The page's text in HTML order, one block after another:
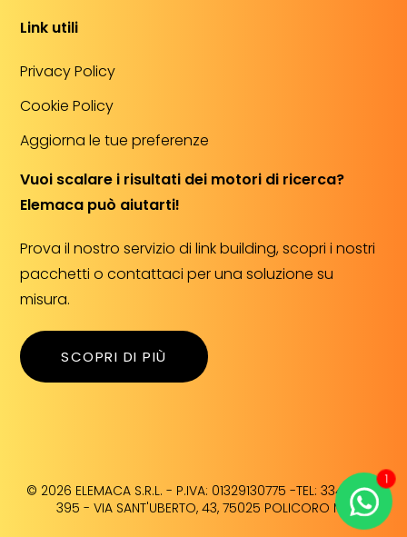
Link utili
Privacy Policy
Cookie Policy
Aggiorna le tue preferenze
Vuoi scalare i risultati dei motori di ricerca?
Elemaca può aiutarti!
Prova il nostro servizio di link building, scopri i nostri
pacchetti o contattaci per una soluzione su
misura.
SCOPRI DI PIÙ
© 2026 ELEMACA S.R.L. - P.IVA: 01329130775 -TEL: 334 98 76
395 - VIA SANT'UBERTO, 43, 75025 POLICORO MT
1